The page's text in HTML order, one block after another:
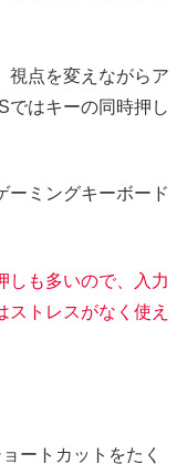
視点を変えながらア
ではキーの同時押し
ーミングキーボード
しも多いので、入力
ストレスがなく使え
ートカットをたく